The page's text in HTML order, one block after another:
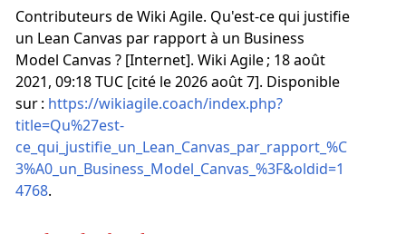
Contributeurs de Wiki Agile. Qu'est-ce qui justifie
un Lean Canvas par rapport à un Business
Model Canvas ? [Internet]. Wiki Agile ; 18 août
2021, 09:18 TUC [cité le 2026 août 7]. Disponible
sur : https://wikiagile.coach/index.php?
title=Qu%27est-
ce_qui_justifie_un_Lean_Canvas_par_rapport_%C
3%A0_un_Business_Model_Canvas_%3F&oldid=1
4768.